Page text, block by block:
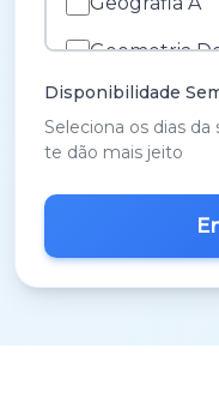
Geometria
História A
História e
Inglês
Matemática
Disponibilidade
Seleciona os dias
te dão mais jeito